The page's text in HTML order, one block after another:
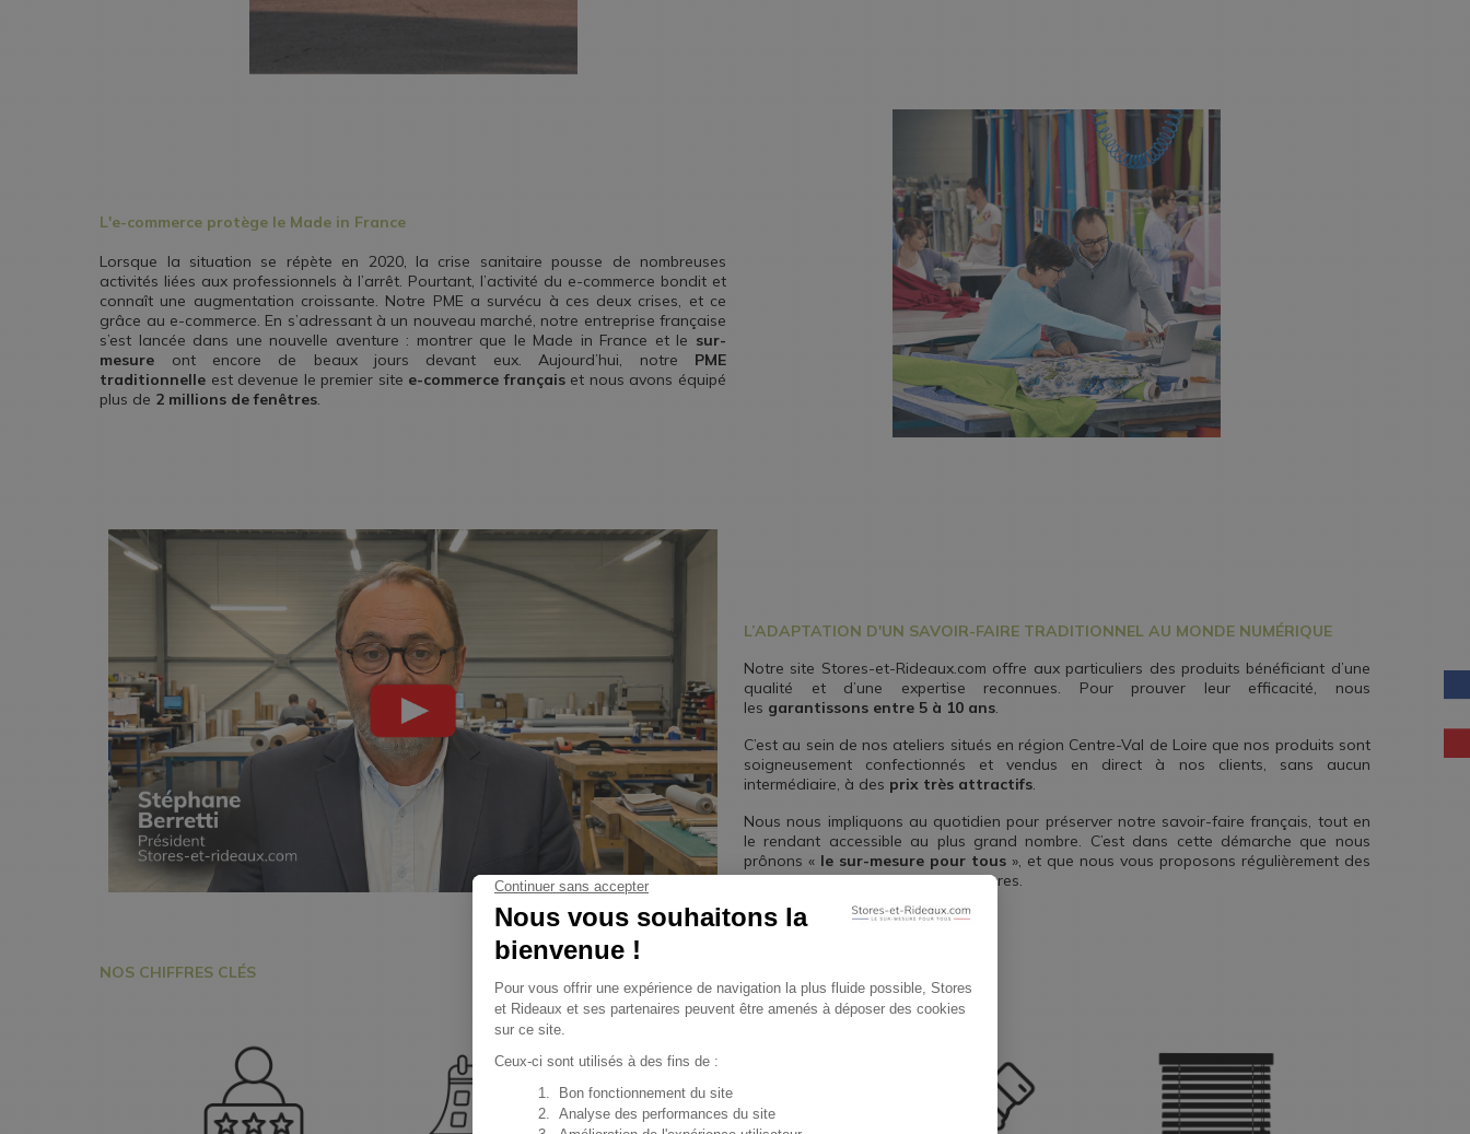
L'e-commerce protège le Made in France
Lorsque la situation se répète en 2020, la crise sanitaire pousse de nombreuses
activités liées aux professionnels à l’arrêt. Pourtant, l’activité du e-commerce bondit et
connaît une augmentation croissante. Notre PME a survécu à ces deux crises, et ce
grâce au e-commerce. En s’adressant à un nouveau marché, notre entreprise française
s’est lancée dans une nouvelle aventure : montrer que le Made in France et le sur-
mesure ont encore de beaux jours devant eux. Aujourd’hui, notre PME
traditionnelle est devenue le premier site e-commerce français et nous avons équipé
plus de 2 millions de fenêtres
L’ADAPTATION D'UN SAVOIR-FAIRE TRADITIONNEL AU MONDE NUMÉRIQUE
Notre site Stores-et-Rideaux.com offre aux particuliers des produits bénéficiant d’une
qualité et d’une expertise reconnues. Pour prouver leur efficacité, nous
les garantissons entre 5 à 10 ans
C’est au sein de nos ateliers situés en région Centre-Val de Loire que nos produits sont
soigneusement confectionnés et vendus en direct à nos clients, sans aucun
intermédiaire, à des prix très attractifs
Nous nous impliquons au quotidien pour préserver notre savoir-faire français, tout en
le rendant accessible au plus grand nombre. C’est dans cette démarche que nous
prônons «le sur-mesure pour tous», et que nous vous proposons régulièrement des
codes promossur nos produits phares.
NOS CHIFFRES CLÉS